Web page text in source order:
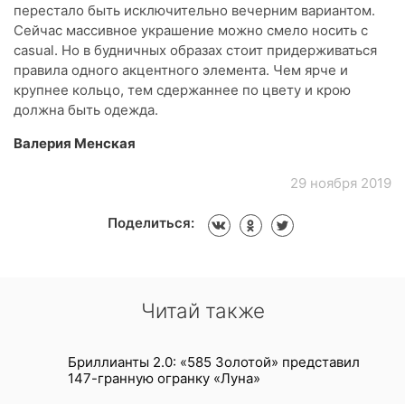
перестало быть исключительно вечерним вариантом.
Сейчас массивное украшение можно смело носить с
casual. Но в будничных образах стоит придерживаться
правила одного акцентного элемента. Чем ярче и
крупнее кольцо, тем сдержаннее по цвету и крою
должна быть одежда.
Валерия Менская
29 ноября 2019
Поделиться:
Читай также
Бриллианты 2.0: «585 Золотой» представил
147-гранную огранку «Луна»